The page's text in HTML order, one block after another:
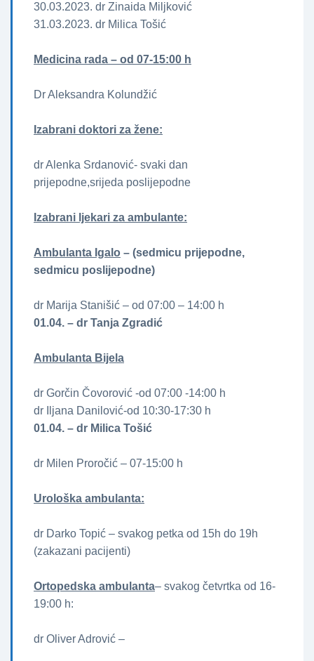
30.03.2023. dr Zinaida Miljković
31.03.2023. dr Milica Tošić
Medicina rada – od 07-15:00 h
Dr Aleksandra Kolundžić
Izabrani doktori za žene­­:
dr Alenka Srdanović- svaki dan
prijepodne,srijeda poslijepodne
Izabrani ljekari za ambulante:
Ambulanta Igalo – (sedmicu prijepodne,
sedmicu poslijepodne)
dr Marija Stanišić – od 07:00 – 14:00 h
01.04. – dr Tanja Zgradić
Ambulanta Bijela
dr Gorčin Čovorović -od 07:00 -14:00 h
dr Iljana Danilović-od 10:30-17:30 h
01.04. – dr Milica Tošić
dr Milen Proročić – 07-15:00 h
Urološka ambulanta:
dr Darko Topić – svakog petka od 15h do 19h
(zakazani pacijenti)
Ortopedska ambulanta– svakog četvrtka od 16-
19:00 h:
dr Oliver Adrović –